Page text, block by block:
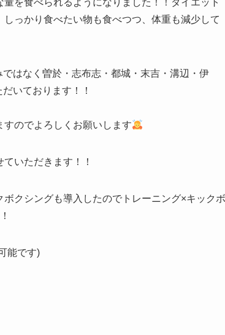
を食べられるようになりました！！ダイエット
っかり食べたい物も食べつつ、体重も減少して
はなく曽於・志布志・都城・末吉・溝辺・伊
いております！！
のでよろしくお願いします
いただきます！！
クシングも導入したのでトレーニング×キックボ
能です)